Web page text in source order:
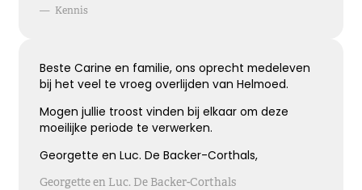
— Kennis
Beste Carine en familie, ons oprecht medeleven
bij het veel te vroeg overlijden van Helmoed.
Mogen jullie troost vinden bij elkaar om deze
moeilijke periode te verwerken.
Georgette en Luc. De Backer-Corthals,
Georgette en Luc. De Backer-Corthals
Wens van steun en kracht
Ik wens je sterkte en veel kracht om je verdriet te
ik wens je liefde en steun, voor nu en alle dagen.